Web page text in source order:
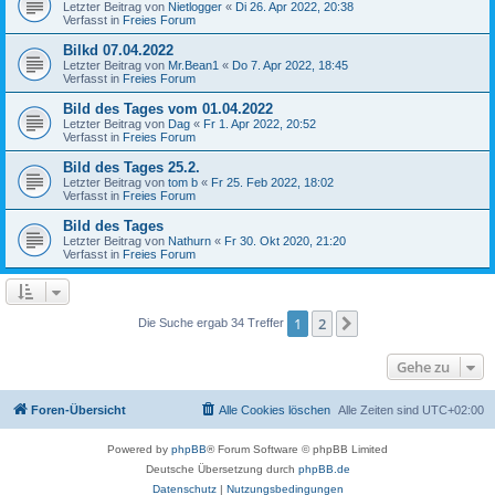
Letzter Beitrag von Nietlogger « Di 26. Apr 2022, 20:38
Verfasst in Freies Forum
Bilkd 07.04.2022
Letzter Beitrag von Mr.Bean1 « Do 7. Apr 2022, 18:45
Verfasst in Freies Forum
Bild des Tages vom 01.04.2022
Letzter Beitrag von Dag « Fr 1. Apr 2022, 20:52
Verfasst in Freies Forum
Bild des Tages 25.2.
Letzter Beitrag von tom b « Fr 25. Feb 2022, 18:02
Verfasst in Freies Forum
Bild des Tages
Letzter Beitrag von Nathurn « Fr 30. Okt 2020, 21:20
Verfasst in Freies Forum
Die Suche ergab 34 Treffer 1 2
Gehe zu
Foren-Übersicht Alle Zeiten sind UTC+02:00
Alle Cookies löschen
Powered by phpBB® Forum Software © phpBB Limited
Deutsche Übersetzung durch phpBB.de
Datenschutz| Nutzungsbedingungen